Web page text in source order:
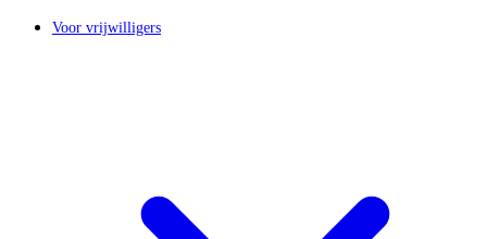
Voor vrijwilligers